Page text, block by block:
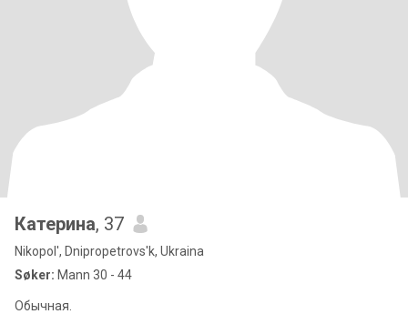
Катерина, 37
Nikopol', Dnipropetrovs'k, Ukraina
Søker: Mann 30 - 44
Обычная.